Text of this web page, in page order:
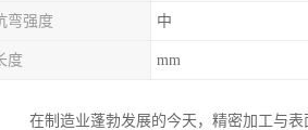
弯强度 中
度 mm
在制造业蓬勃发展的今天，精密加工与